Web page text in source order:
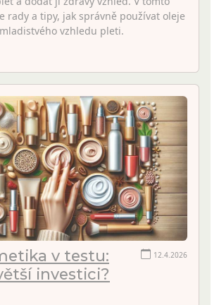
rady a tipy, jak správně používat oleje
vzhledu pleti.
12.4.2026
v testu:
investici?